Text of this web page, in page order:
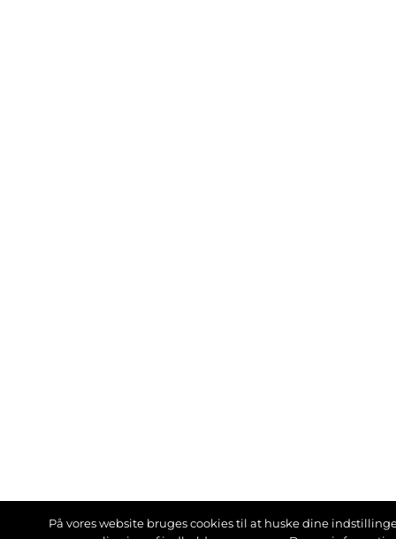
På vores website bruges cookies til at huske dine